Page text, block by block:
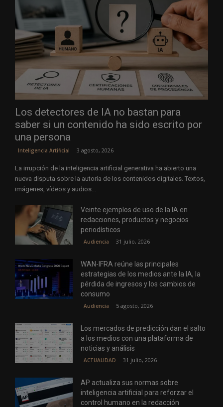
Los detectores de IA no bastan para
saber si un contenido ha sido escrito por
una persona
Inteligencia Artificial 3 agosto, 2026
La irrupción de la inteligencia artificial generativa ha abierto una
nueva disputa sobre la autoría de los contenidos digitales. Textos,
imágenes, vídeos y audios...
Veinte ejemplos de uso de la IA en
redacciones, productos y negocios
periodísticos
Audiencia 31 julio, 2026
WAN-IFRA reúne las principales
estrategias de los medios ante la IA, la
pérdida de ingresos y los cambios de
consumo
Audiencia 5 agosto, 2026
Los mercados de predicción dan el salto
a los medios con una plataforma de
noticias y análisis
ACTUALIDAD 31 julio, 2026
AP actualiza sus normas sobre
inteligencia artificial para reforzar el
control humano en la redacción